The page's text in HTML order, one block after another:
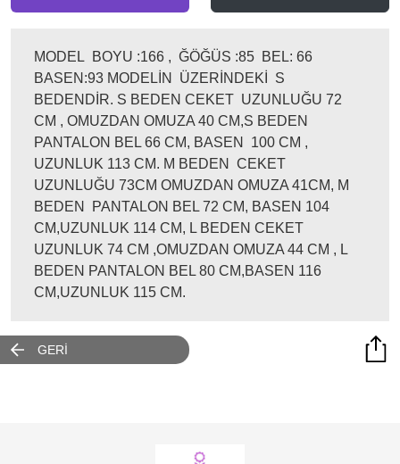
MODEL BOYU :166 , ĞÖĞÜS :85 BEL: 66
BASEN:93 MODELİN ÜZERİNDEKİ S
BEDENDİR. S BEDEN CEKET UZUNLUĞU 72
CM , OMUZDAN OMUZA 40 CM,S BEDEN
PANTALON BEL 66 CM, BASEN 100 CM ,
UZUNLUK 113 CM. M BEDEN CEKET
UZUNLUĞU 73CM OMUZDAN OMUZA 41CM, M
BEDEN PANTALON BEL 72 CM, BASEN 104
CM,UZUNLUK 114 CM, L BEDEN CEKET
UZUNLUK 74 CM ,OMUZDAN OMUZA 44 CM , L
BEDEN PANTALON BEL 80 CM,BASEN 116
CM,UZUNLUK 115 CM.
GERİ